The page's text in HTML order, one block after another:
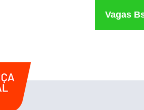
Vagas